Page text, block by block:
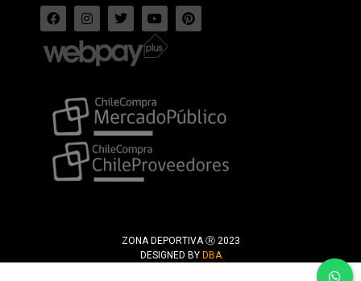
ZONA DEPORTIVA Ⓡ 2023
DESIGNED BY DBA